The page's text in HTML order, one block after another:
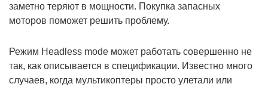
заметно теряют в мощности. Покупка запасных
моторов поможет решить проблему.
Режим Headless mode может работать совершенно не
так, как описывается в спецификации. Известно много
случаев, когда мультикоптеры просто улетали или